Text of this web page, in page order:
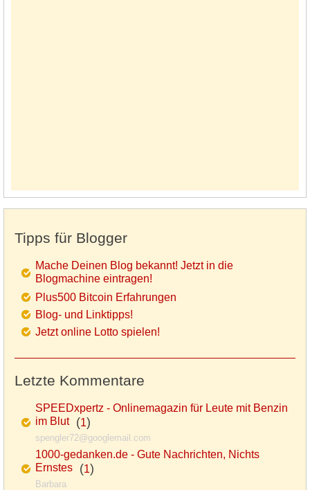
Tipps für Blogger
Mache Deinen Blog bekannt! Jetzt in die
Blogmachine eintragen!
Plus500 Bitcoin Erfahrungen
Blog- und Linktipps!
Jetzt online Lotto spielen!
Letzte Kommentare
SPEEDxpertz - Onlinemagazin für Leute mit Benzin
im Blut(1)
spengler72@googlemail.com
1000-gedanken.de - Gute Nachrichten, Nichts
Ernstes (1)
Barbara